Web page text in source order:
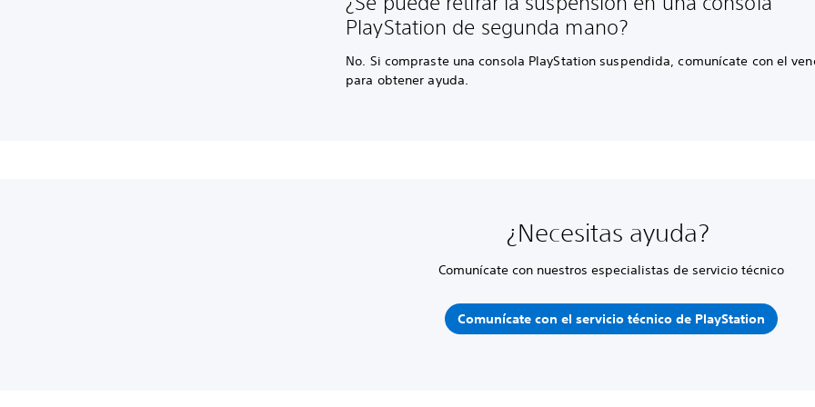
PlayStation de segunda mano?
No. Si compraste una consola PlayStation suspendida, comunícate con el
para obtener ayuda.
¿Necesitas ayuda?
Comunícate con nuestros especialistas de servicio técnico
Comunícate con el servicio técnico de PlayStation